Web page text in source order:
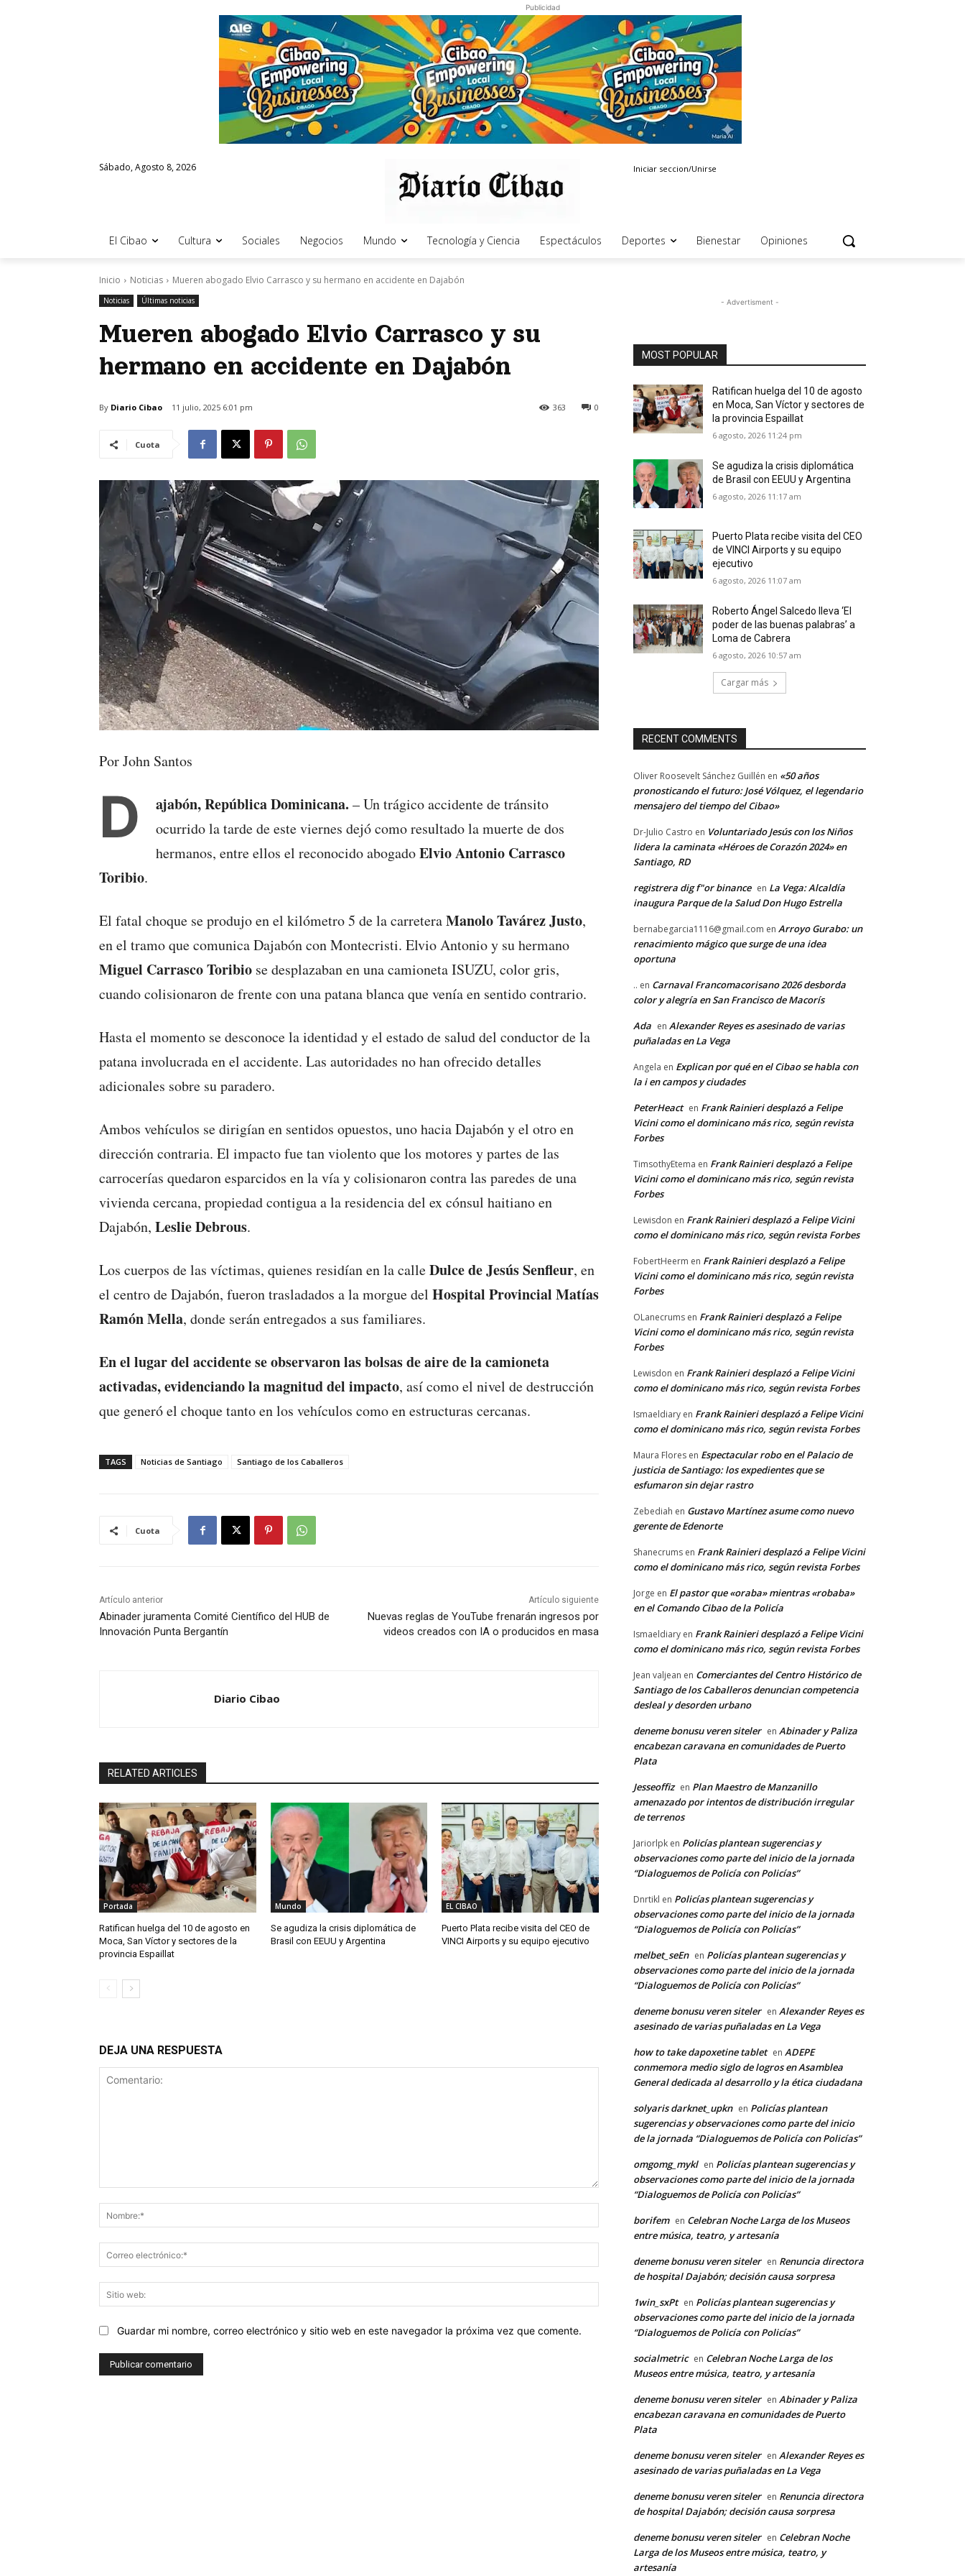
Publicidad
Sábado, Agosto 8, 2026 Iniciar seccion/Unirse
El Cibao Cultura Sociales Negocios Mundo Tecnología y Ciencia Espectáculos Deportes Bienestar Opiniones
Inicio Noticias Mueren abogado Elvio Carrasco y su hermano en accidente en Dajabón
Noticias Últimas noticias
Mueren abogado Elvio Carrasco y su
hermano en accidente en Dajabón
By Diario Cibao 11 julio, 2025 6:01 pm 0
363
Cuota
Por John Santos
D ajabón, República Dominicana. – Un trágico accidente de tránsito
ocurrido la tarde de este viernes dejó como resultado la muerte de dos
hermanos, entre ellos el reconocido abogadoElvio Antonio Carrasco
Toribio.
El fatal choque se produjo en el kilómetro 5 de la carreteraManolo Tavárez Justo,
en el tramo que comunica Dajabón con Montecristi. Elvio Antonio y su hermano
Miguel Carrasco Toribio se desplazaban en una camioneta ISUZU, color gris,
cuando colisionaron de frente con una patana blanca que venía en sentido contrario.
Hasta el momento se desconoce la identidad y el estado de salud del conductor de la
patana involucrada en el accidente. Las autoridades no han ofrecido detalles
adicionales sobre su paradero.
Ambos vehículos se dirigían en sentidos opuestos, uno hacia Dajabón y el otro en
dirección contraria. El impacto fue tan violento que los motores y partes de las
carrocerías quedaron esparcidos en la vía y colisionaron contra las paredes de una
vivienda cercana, propiedad contigua a la residencia del ex cónsul haitiano en
Dajabón, Leslie Debrous.
Los cuerpos de las víctimas, quienes residían en la calleDulce de Jesús Senfleur, en
el centro de Dajabón, fueron trasladados a la morgue del Hospital Provincial Matías
Ramón Mella, donde serán entregados a sus familiares.
En el lugar del accidente se observaron las bolsas de aire de la camioneta
activadas, evidenciando la magnitud del impacto, así como el nivel de destrucción
que generó el choque tanto en los vehículos como en estructuras cercanas.
TAGS Noticias de Santiago Santiago de los Caballeros
Cuota
Artículo anterior
Abinader juramenta Comité Científico del HUB de
Innovación Punta Bergantín
Artículo siguiente
Nuevas reglas de YouTube frenarán ingresos por
videos creados con IA o producidos en masa
Diario Cibao
RELATED ARTICLES
Portada
Ratifican huelga del 10 de agosto en
Moca, San Víctor y sectores de la
provincia Espaillat
Mundo
Se agudiza la crisis diplomática de
Brasil con EEUU y Argentina
EL CIBAO
Puerto Plata recibe visita del CEO de
VINCI Airports y su equipo ejecutivo
DEJA UNA RESPUESTA
electrónico:*
web:
Guardar mi nombre, correo electrónico y sitio web en este navegador la próxima vez que comente.
- Advertisment -
MOST POPULAR
Ratifican huelga del 10 de agosto
en Moca, San Víctor y sectores de
la provincia Espaillat
6 agosto, 2026 11:24 pm
Se agudiza la crisis diplomática
de Brasil con EEUU y Argentina
6 agosto, 2026 11:17 am
Puerto Plata recibe visita del CEO
de VINCI Airports y su equipo
ejecutivo
6 agosto, 2026 11:07 am
Roberto Ángel Salcedo lleva ‘El
poder de las buenas palabras’ a
Loma de Cabrera
6 agosto, 2026 10:57 am
Cargar más
RECENT COMMENTS
Oliver Roosevelt Sánchez Guillén en «50 años
pronosticando el futuro: José Vólquez, el legendario
mensajero del tiempo del Cibao»
Dr-Julio Castro en Voluntariado Jesús con los Niños
lidera la caminata «Héroes de Corazón 2024» en
Santiago, RD
registrera dig f"or binance en La Vega: Alcaldía
inaugura Parque de la Salud Don Hugo Estrella
bernabegarcia1116@gmail.com en Arroyo Gurabo: un
renacimiento mágico que surge de una idea
oportuna
.. en Carnaval Francomacorisano 2026 desborda
color y alegría en San Francisco de Macorís
Ada en Alexander Reyes es asesinado de varias
puñaladas en La Vega
Angela en Explican por qué en el Cibao se habla con
la i en campos y ciudades
PeterHeact en Frank Rainieri desplazó a Felipe
Vicini como el dominicano más rico, según revista
Forbes
TimsothyEtema en Frank Rainieri desplazó a Felipe
Vicini como el dominicano más rico, según revista
Forbes
Lewisdon en Frank Rainieri desplazó a Felipe Vicini
como el dominicano más rico, según revista Forbes
FobertHeerm en Frank Rainieri desplazó a Felipe
Vicini como el dominicano más rico, según revista
Forbes
OLanecrums en Frank Rainieri desplazó a Felipe
Vicini como el dominicano más rico, según revista
Forbes
Lewisdon en Frank Rainieri desplazó a Felipe Vicini
como el dominicano más rico, según revista Forbes
Ismaeldiary en Frank Rainieri desplazó a Felipe Vicini
como el dominicano más rico, según revista Forbes
Maura Flores en Espectacular robo en el Palacio de
justicia de Santiago: los expedientes que se
esfumaron sin dejar rastro
Zebediah en Gustavo Martínez asume como nuevo
gerente de Edenorte
Shanecrums en Frank Rainieri desplazó a Felipe Vicini
como el dominicano más rico, según revista Forbes
Jorge en El pastor que «oraba» mientras «robaba»
en el Comando Cibao de la Policía
Ismaeldiary en Frank Rainieri desplazó a Felipe Vicini
como el dominicano más rico, según revista Forbes
Jean valjean en Comerciantes del Centro Histórico de
Santiago de los Caballeros denuncian competencia
desleal y desorden urbano
deneme bonusu veren siteler en Abinader y Paliza
encabezan caravana en comunidades de Puerto
Plata
Jesseoffiz en Plan Maestro de Manzanillo
amenazado por intentos de distribución irregular
de terrenos
Jariorlpk en Policías plantean sugerencias y
observaciones como parte del inicio de la jornada
“Dialoguemos de Policía con Policías”
Dnrtikl en Policías plantean sugerencias y
observaciones como parte del inicio de la jornada
“Dialoguemos de Policía con Policías”
melbet_seEn en Policías plantean sugerencias y
observaciones como parte del inicio de la jornada
“Dialoguemos de Policía con Policías”
deneme bonusu veren siteler en Alexander Reyes es
asesinado de varias puñaladas en La Vega
how to take dapoxetine tablet en ADEPE
conmemora medio siglo de logros en Asamblea
General dedicada al desarrollo y la ética ciudadana
solyaris darknet_upkn en Policías plantean
sugerencias y observaciones como parte del inicio
de la jornada “Dialoguemos de Policía con Policías”
omgomg_mykl en Policías plantean sugerencias y
observaciones como parte del inicio de la jornada
“Dialoguemos de Policía con Policías”
borifem en Celebran Noche Larga de los Museos
entre música, teatro, y artesanía
deneme bonusu veren siteler en Renuncia directora
de hospital Dajabón; decisión causa sorpresa
1win_sxPt en Policías plantean sugerencias y
observaciones como parte del inicio de la jornada
“Dialoguemos de Policía con Policías”
socialmetric en Celebran Noche Larga de los
Museos entre música, teatro, y artesanía
deneme bonusu veren siteler en Abinader y Paliza
encabezan caravana en comunidades de Puerto
Plata
deneme bonusu veren siteler en Alexander Reyes es
asesinado de varias puñaladas en La Vega
deneme bonusu veren siteler en Renuncia directora
de hospital Dajabón; decisión causa sorpresa
deneme bonusu veren siteler en Celebran Noche
Larga de los Museos entre música, teatro, y
artesanía